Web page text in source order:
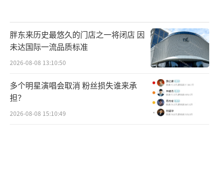
胖东来历史最悠久的门店之一将闭店 因
未达国际一流品质标准
2026-08-08 13:10:50
多个明星演唱会取消 粉丝损失谁来承
担？
2026-08-08 15:10:49